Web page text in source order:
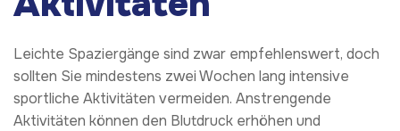
Leichte Spaziergänge sind zwar empfehlenswert, doch
sollten Sie mindestens zwei Wochen lang intensive
sportliche Aktivitäten vermeiden. Anstrengende
Aktivitäten können den Blutdruck erhöhen und